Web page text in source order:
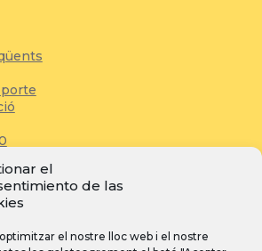
el
de las
el nostre lloc web i el nostre